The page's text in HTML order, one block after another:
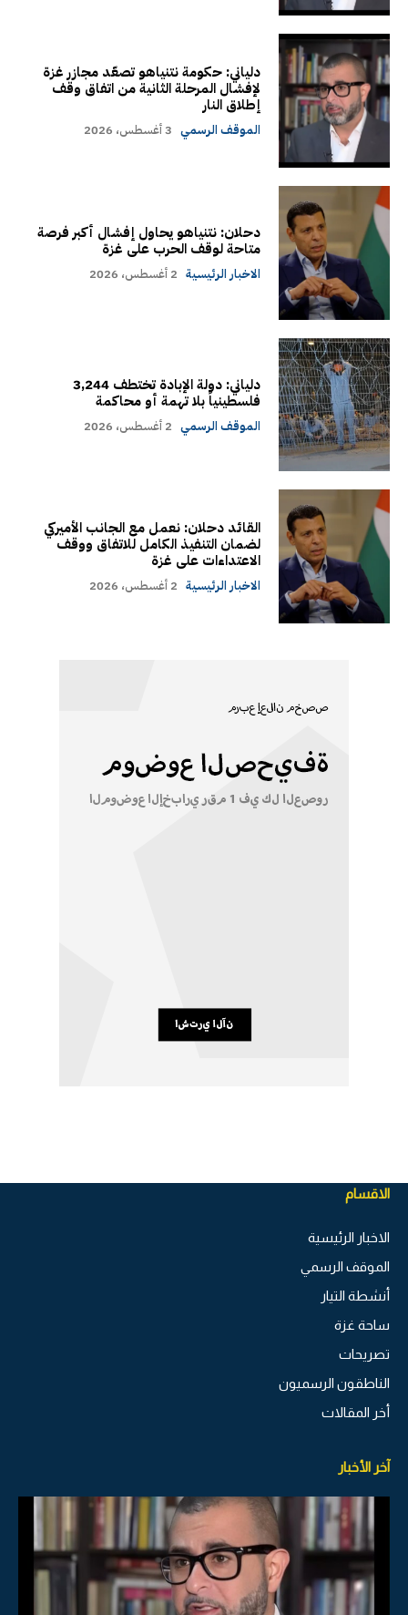
دلياني: حكومة نتنياهو تصعّد مجازر غزة
لإفشال المرحلة الثانية من اتفاق وقف
إطلاق النار
الموقف الرسمي 3 أغسطس، 2026
دحلان: نتنياهو يحاول إفشال أكبر فرصة
متاحة لوقف الحرب على غزة
الاخبار الرئيسية 2 أغسطس، 2026
دلياني: دولة الإبادة تختطف 3,244
فلسطينياً بلا تهمة أو محاكمة
الموقف الرسمي 2 أغسطس، 2026
القائد دحلان: نعمل مع الجانب الأميركي
لضمان التنفيذ الكامل للاتفاق ووقف
الاعتداءات على غزة
الاخبار الرئيسية 2 أغسطس، 2026
الاقسام
الاخبار الرئيسية
الموقف الرسمي
أنشطة التيار
ساحة غزة
تصريحات
الناطقون الرسميون
أخر المقالات
آخر الأخبار